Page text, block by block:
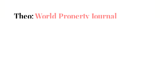
Theo: World Property Journal